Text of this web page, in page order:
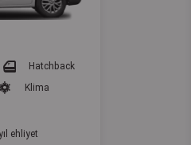
Hatchback
Klima
ehliyet